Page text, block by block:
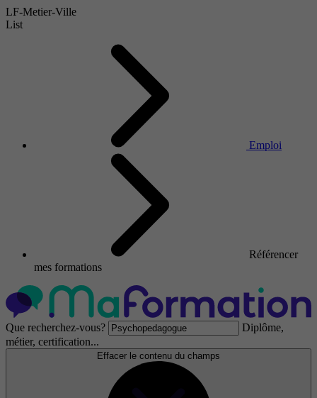
LF-Metier-Ville
List
Emploi
Référencer
mes formations
Que recherchez-vous?
Diplôme,
métier, certification...
Effacer le contenu du champs